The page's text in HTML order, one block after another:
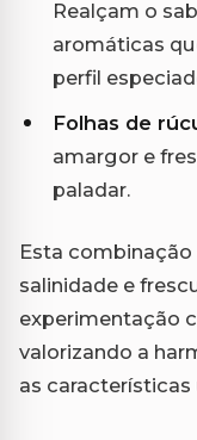
Realçam o
aromáticas
perfil
Folhas de
amargor e
paladar.
Esta combinação
salinidade e
experimentação
valorizando a
as